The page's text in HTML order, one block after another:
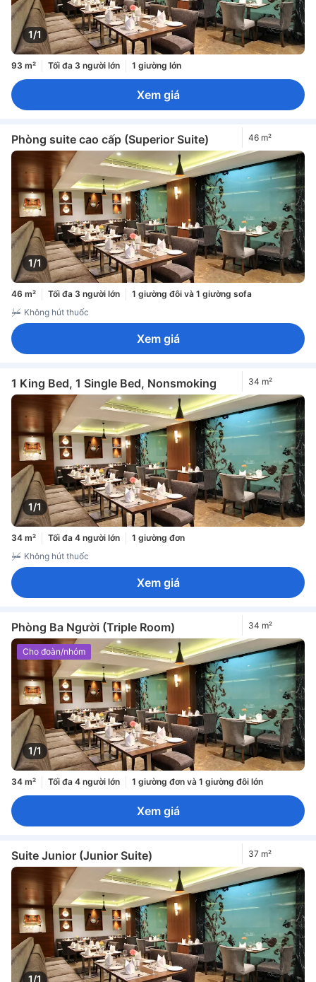
1/1
93 m² Tối đa 3 người lớn 1 giường lớn
Xem giá
Phòng suite cao cấp (Superior Suite) 46 m²
1/1
46 m² Tối đa 3 người lớn
1 giường đôi và 1 giường sofa
Không hút thuốc
Xem giá
1 King Bed, 1 Single Bed, Nonsmoking 34 m²
1/1
34 m² Tối đa 4 người lớn
1 giường đơn
Không hút thuốc
Xem giá
Phòng Ba Người (Triple Room) 34 m²
1/1
Cho đoàn/nhóm
34 m² Tối đa 4 người lớn 1 giường đơn và 1 giường đôi lớn
Xem giá
Suite Junior (Junior Suite) 37 m²
1/1